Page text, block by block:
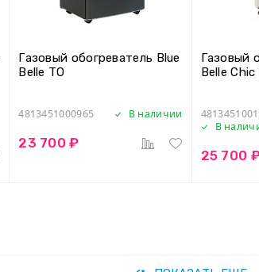
Газовый обогреватель Blue
Belle TO
4813451000965 В наличии
23 700 ₽
Газовый
Belle Chic
В
25 700